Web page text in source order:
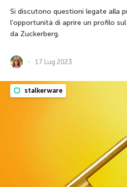
Si discutono questioni legate alla
l’opportunità di aprire un profilo
da Zuckerberg.
17 Lug 2023
stalkerware